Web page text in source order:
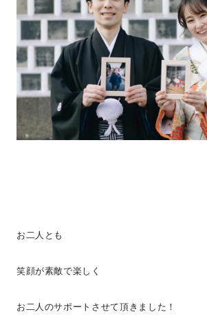
お二人とも
笑顔が素敵で楽しく
お二人のサポートさせて頂きました！